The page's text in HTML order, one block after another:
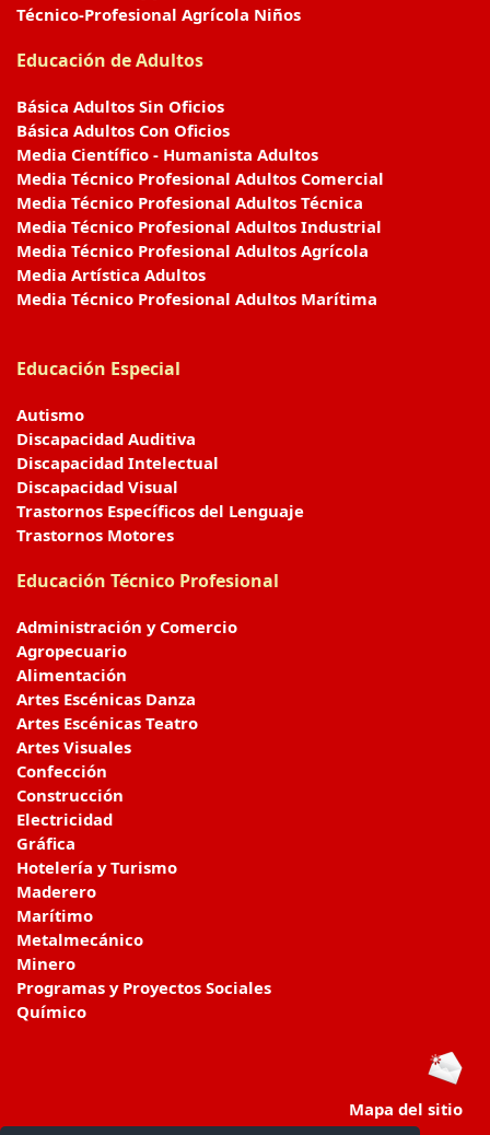
Técnico-Profesional Agrícola Niños
Educación de Adultos
Básica Adultos Sin Oficios
Básica Adultos Con Oficios
Media Científico - Humanista Adultos
Media Técnico Profesional Adultos Comercial
Media Técnico Profesional Adultos Técnica
Media Técnico Profesional Adultos Industrial
Media Técnico Profesional Adultos Agrícola
Media Artística Adultos
Media Técnico Profesional Adultos Marítima
Educación Especial
Autismo
Discapacidad Auditiva
Discapacidad Intelectual
Discapacidad Visual
Trastornos Específicos del Lenguaje
Trastornos Motores
Educación Técnico Profesional
Administración y Comercio
Agropecuario
Alimentación
Artes Escénicas Danza
Artes Escénicas Teatro
Artes Visuales
Confección
Construcción
Electricidad
Gráfica
Hotelería y Turismo
Maderero
Marítimo
Metalmecánico
Minero
Programas y Proyectos Sociales
Químico
Mapa del sitio